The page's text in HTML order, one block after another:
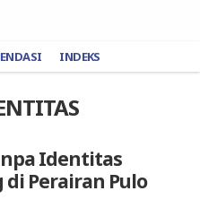
INDEKS
Identitas
Perairan Pulo